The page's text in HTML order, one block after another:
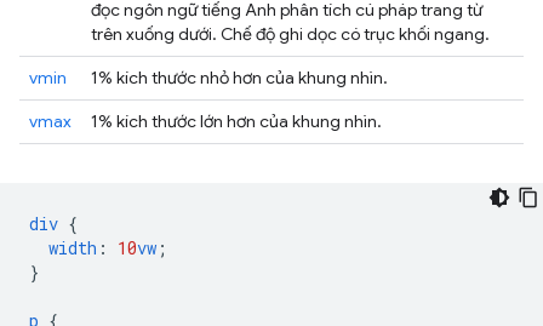
đọc ngôn ngữ tiếng Anh phân tích cú pháp trang từ
trên xuống dưới. Chế độ ghi dọc có trục khối ngang.
vmin
1% kích thước nhỏ hơn của khung nhìn.
vmax
1% kích thước lớn hơn của khung nhìn.
div {
width : 10vw ;
}
p {